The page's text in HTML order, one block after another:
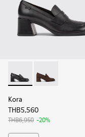
Kora - K201798-
Kora -
Kora
THB5,560
THB6,950 -20%